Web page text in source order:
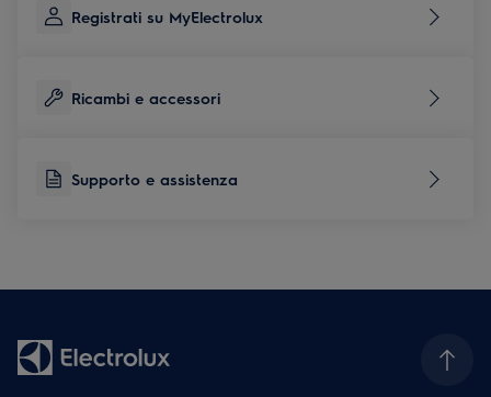
Registrati su MyElectrolux
Ricambi e accessori
Supporto e assistenza